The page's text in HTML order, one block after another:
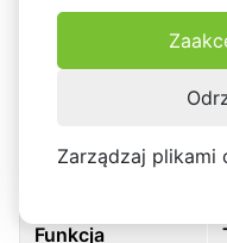
Zarządzaj plikami
kompatybilność
sporadycznych zadań
Funkcja